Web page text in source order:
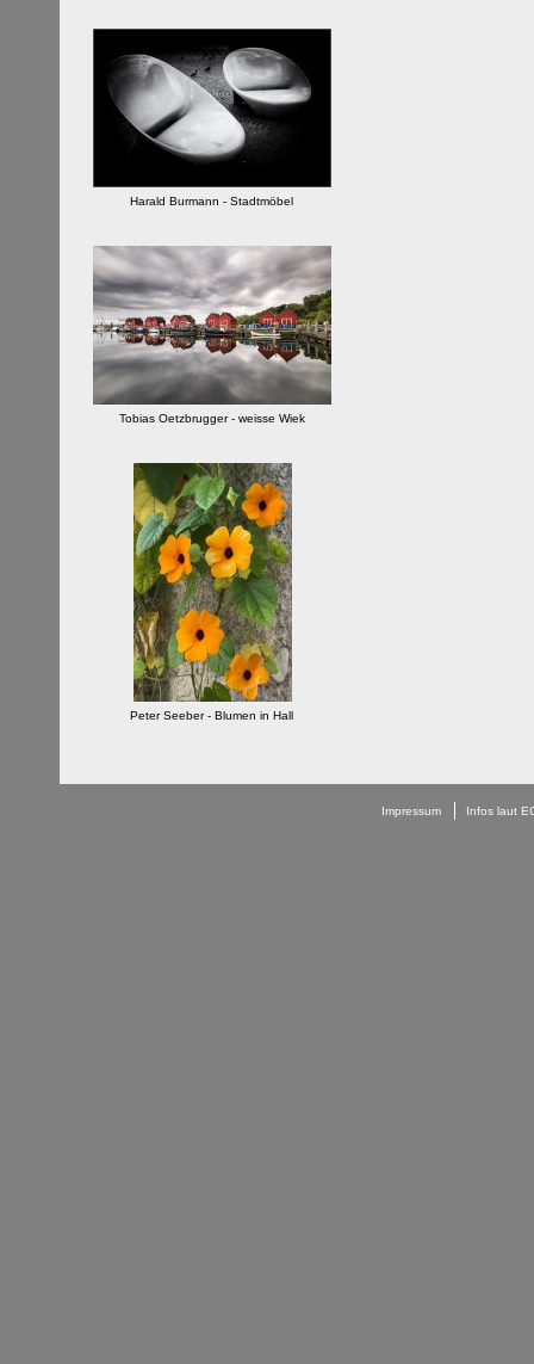
Harald Burmann - Stadtmöbel
Tobias Oetzbrugger - weisse Wiek
Peter Seeber - Blumen in Hall
Impressum Infos laut